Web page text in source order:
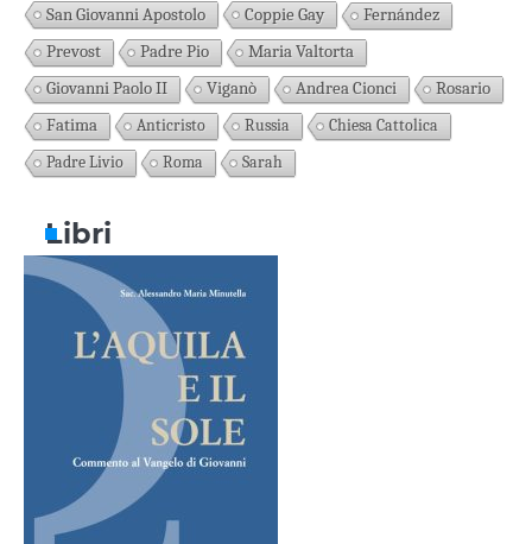
San Giovanni Apostolo
Coppie Gay
Fernández
Prevost
Padre Pio
Maria Valtorta
Giovanni Paolo II
Viganò Andrea Cionci
Rosario
Fatima
Anticristo Russia
Chiesa Cattolica
Padre Livio
Roma Sarah
Libri